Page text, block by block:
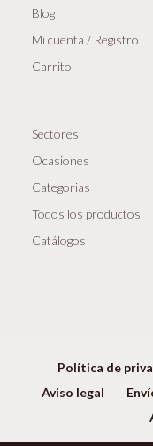
Blog
Mi cuenta / Registro
Carrito
Sectores
Ocasiones
Categorias
Todos los productos
Catálogos
Política de
Aviso legal